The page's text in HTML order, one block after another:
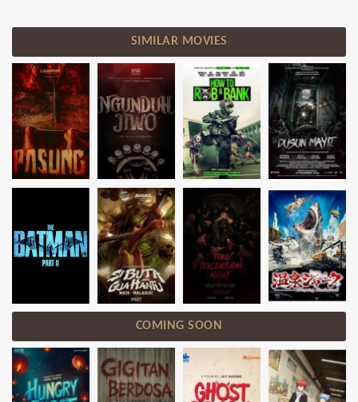
SIMILAR MOVIES
COMING SOON